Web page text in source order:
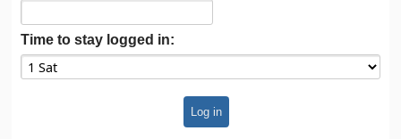
Time to stay logged in: